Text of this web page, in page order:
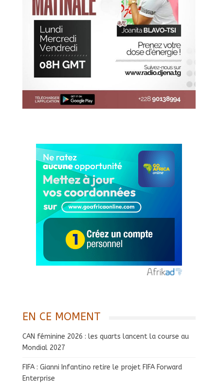
EN CE MOMENT
CAN féminine 2026 : les quarts lancent la course au
Mondial 2027
FIFA : Gianni Infantino retire le projet FIFA Forward
Enterprise